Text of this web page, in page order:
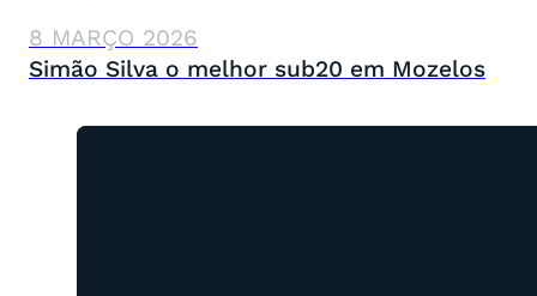
8 MARÇO 2026
Simão Silva o melhor sub20 em Mozelos